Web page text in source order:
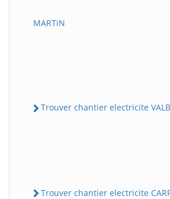
MARTiN
Trouver chantier electricite
Trouver chantier electricite